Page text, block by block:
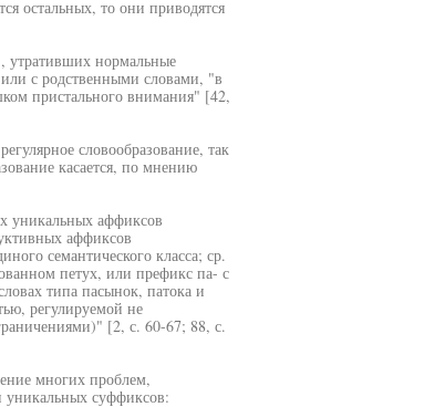
остальных, то они приводятся
утративших нормальные
или с родственными словами, "в
пристального внимания" [42,
словообразование, так
касается, по мнению
уникальных аффиксов
аффиксов
семантического класса; ср.
петух, или префикс па- с
типа пасынок, патока и
регулируемой не
[2, с. 60-67; 88, с.
многих проблем,
суффиксов: